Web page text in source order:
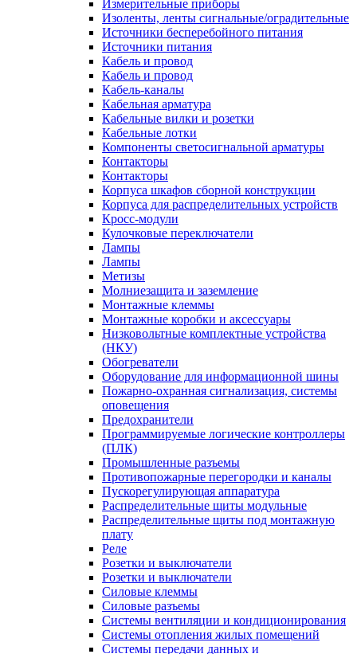
Измерительные приборы
Изоленты, ленты сигнальные/оградительные
Источники бесперебойного питания
Источники питания
Кабель и провод
Кабель и провод
Кабель-каналы
Кабельная арматура
Кабельные вилки и розетки
Кабельные лотки
Компоненты светосигнальной арматуры
Контакторы
Контакторы
Корпуса шкафов сборной конструкции
Корпуса для распределительных устройств
Кросс-модули
Кулочковые переключатели
Лампы
Лампы
Метизы
Молниезащита и заземление
Монтажные клеммы
Монтажные коробки и аксессуары
Низковольтные комплектные устройства
(НКУ)
Обогреватели
Оборудование для информационной шины
Пожарно-охранная сигнализация, системы
оповещения
Предохранители
Программируемые логические контроллеры
(ПЛК)
Промышленные разъемы
Противопожарные перегородки и каналы
Пускорегулирующая аппаратура
Распределительные щиты модульные
Распределительные щиты под монтажную
плату
Реле
Розетки и выключатели
Розетки и выключатели
Силовые клеммы
Силовые разъемы
Системы вентиляции и кондиционирования
Системы отопления жилых помещений
Системы передачи данных и